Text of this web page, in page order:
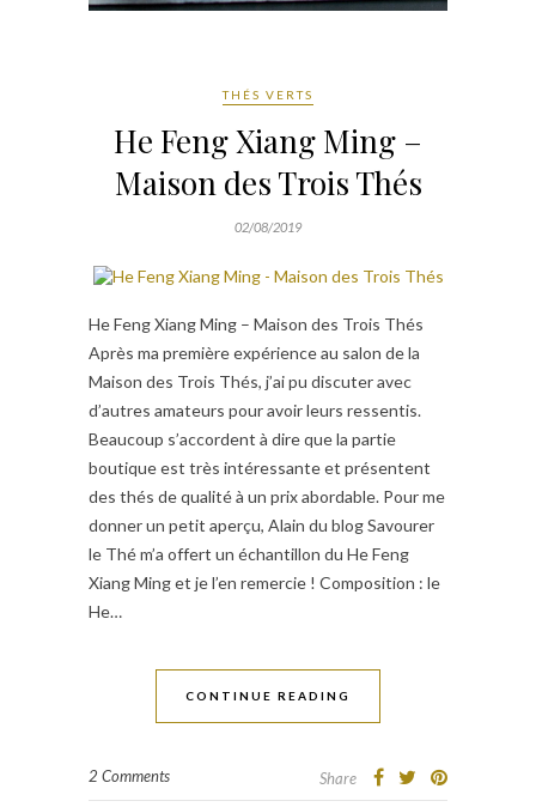
THÉS VERTS
He Feng Xiang Ming –
Maison des Trois Thés
02/08/2019
He Feng Xiang Ming – Maison des Trois Thés
Après ma première expérience au salon de la
Maison des Trois Thés, j’ai pu discuter avec
d’autres amateurs pour avoir leurs ressentis.
Beaucoup s’accordent à dire que la partie
boutique est très intéressante et présentent
des thés de qualité à un prix abordable. Pour me
donner un petit aperçu, Alain du blog Savourer
le Thé m’a offert un échantillon du He Feng
Xiang Ming et je l’en remercie ! Composition : le
He…
CONTINUE READING
2 Comments Share